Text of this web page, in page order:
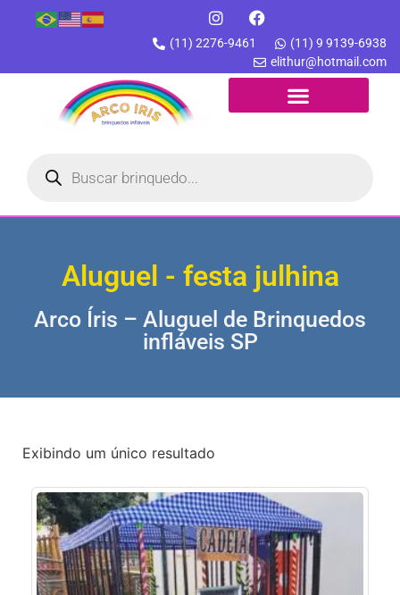
(11) 2276-9461
(11) 9 9139-6938
elithur@hotmail.com
Aluguel - festa julhina
Arco Íris – Aluguel de Brinquedos
infláveis SP
Exibindo um único resultado